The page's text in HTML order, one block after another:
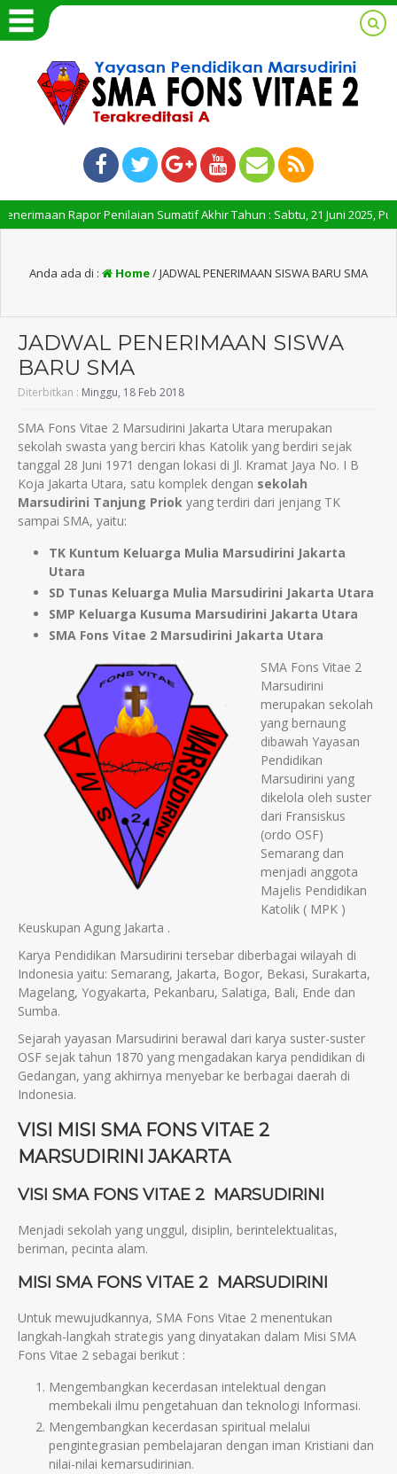
Rapor Penilaian Sumatif Akhir Tahun : Sabtu, 21 Juni 2025, Pukul 09.00
Anda ada di : Home/JADWAL PENERIMAAN SISWA BARU SMA
JADWAL PENERIMAAN SISWA
BARU SMA
Diterbitkan : Minggu, 18 Feb 2018
SMA Fons Vitae 2 Marsudirini Jakarta Utara merupakan
sekolah swasta yang berciri khas Katolik yang berdiri sejak
tanggal 28 Juni 1971 dengan lokasi di Jl. Kramat Jaya No. I B
Koja Jakarta Utara, satu komplek dengan sekolah
Marsudirini Tanjung Priok yang terdiri dari jenjang TK
sampai SMA, yaitu:
TK Kuntum Keluarga Mulia Marsudirini Jakarta
Utara
SD Tunas Keluarga Mulia Marsudirini Jakarta Utara
SMP Keluarga Kusuma Marsudirini Jakarta Utara
SMA Fons Vitae 2 Marsudirini Jakarta Utara
SMA Fons Vitae 2
Marsudirini
merupakan sekolah
yang bernaung
dibawah Yayasan
Pendidikan
Marsudirini yang
dikelola oleh suster
dari Fransiskus
(ordo OSF)
Semarang dan
menjadi anggota
Majelis Pendidikan
Katolik ( MPK )
Keuskupan Agung Jakarta .
Karya Pendidikan Marsudirini tersebar diberbagai wilayah di
Indonesia yaitu: Semarang, Jakarta, Bogor, Bekasi, Surakarta,
Magelang, Yogyakarta, Pekanbaru, Salatiga, Bali, Ende dan
Sumba.
Sejarah yayasan Marsudirini berawal dari karya suster-suster
OSF sejak tahun 1870 yang mengadakan karya pendidikan di
Gedangan, yang akhirnya menyebar ke berbagai daerah di
Indonesia.
VISI MISI SMA FONS VITAE 2
MARSUDIRINI JAKARTA
VISI SMA FONS VITAE 2 MARSUDIRINI
Menjadi sekolah yang unggul, disiplin, berintelektualitas,
beriman, pecinta alam.
MISI SMA FONS VITAE 2 MARSUDIRINI
Untuk mewujudkannya, SMA Fons Vitae 2 menentukan
langkah-langkah strategis yang dinyatakan dalam Misi SMA
Fons Vitae 2 sebagai berikut :
Mengembangkan kecerdasan intelektual dengan
membekali ilmu pengetahuan dan teknologi Informasi.
Mengembangkan kecerdasan spiritual melalui
pengintegrasian pembelajaran dengan iman Kristiani dan
nilai-nilai kemarsudirinian.